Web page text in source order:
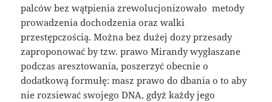
palców bez wątpienia zrewolucjonizowało metody
prowadzenia dochodzenia oraz walki
przestępczością. Można bez dużej dozy przesady
zaproponować by tzw. prawo Mirandy wygłaszane
podczas aresztowania, poszerzyć obecnie o
dodatkową formułę: masz prawo do dbania o to aby
nie rozsiewać swojego DNA, gdyż każdy jego